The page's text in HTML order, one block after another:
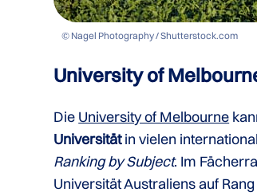
© Nagel Photography / Shutterstock.com
University of
Die University of Melbourne
Universitätin vielen
Ranking by Subject. Im
Universität Australiens auf